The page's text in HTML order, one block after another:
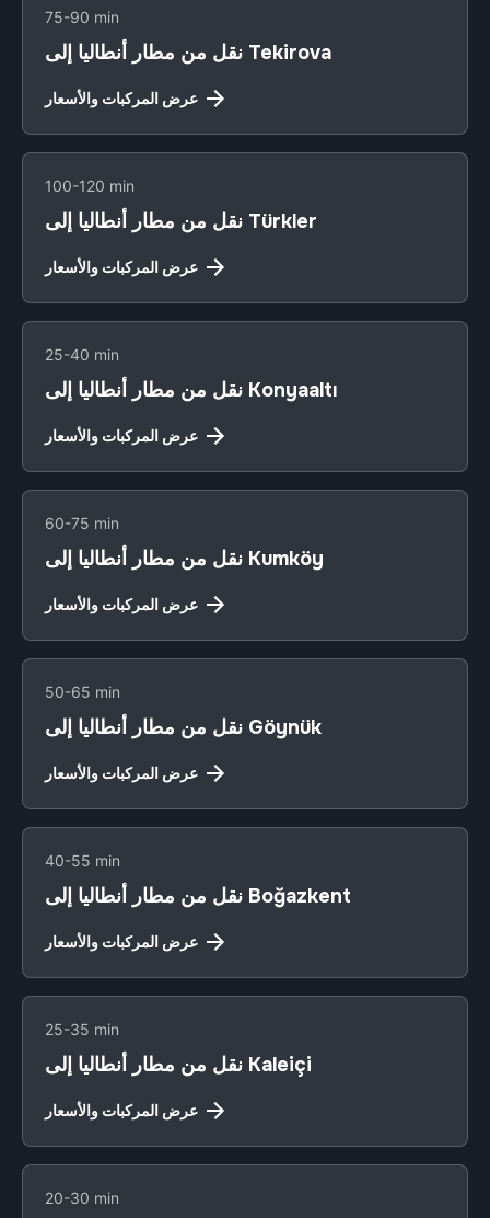
75-90 min
نقل من مطار أنطاليا إلى Tekirova
عرض المركبات والأسعار
100-120 min
نقل من مطار أنطاليا إلى Türkler
عرض المركبات والأسعار
25-40 min
نقل من مطار أنطاليا إلى Konyaaltı
عرض المركبات والأسعار
60-75 min
نقل من مطار أنطاليا إلى Kumköy
عرض المركبات والأسعار
50-65 min
نقل من مطار أنطاليا إلى Göynük
عرض المركبات والأسعار
40-55 min
نقل من مطار أنطاليا إلى Boğazkent
عرض المركبات والأسعار
25-35 min
نقل من مطار أنطاليا إلى Kaleiçi
عرض المركبات والأسعار
20-30 min